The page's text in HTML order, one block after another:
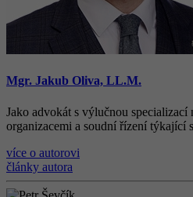
Mgr. Jakub Oliva, LL.M.
Jako advokát s výlučnou specializací
organizacemi a soudní řízení týkající
více o autorovi
články autora